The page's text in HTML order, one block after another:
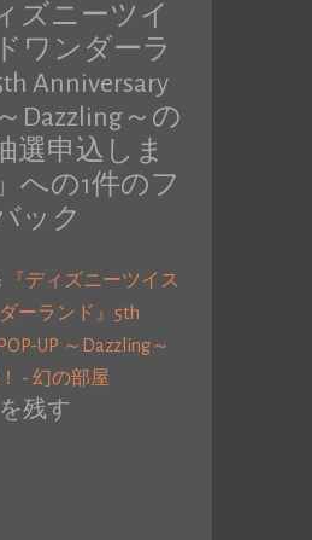
ズニーツイ
ワンダーラ
Anniversary
～Dazzling～の
選申込しま
」への1件のフ
ック
『ディズニーツイス
ーランド』5th
UP ～Dazzling～
- 幻の部屋
残す